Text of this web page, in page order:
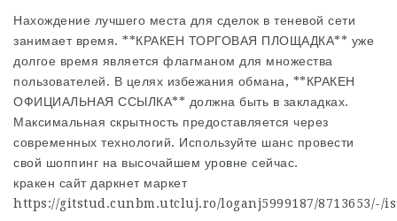
Нахождение лучшего места для сделок в теневой сети
занимает время. **КРАКЕН ТОРГОВАЯ ПЛОЩАДКА** уже
долгое время является флагманом для множества
пользователей. В целях избежания обмана, **КРАКЕН
ОФИЦИАЛЬНАЯ ССЫЛКА** должна быть в закладках.
Максимальная скрытность предоставляется через
современных технологий. Используйте шанс провести
свой шоппинг на высочайшем уровне сейчас.
кракен сайт даркнет маркет
https://gitstud.cunbm.utcluj.ro/loganj5999187/8713653/-/